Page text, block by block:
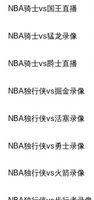
NBA骑士vs国王直播
NBA骑士vs猛龙录像
NBA骑士vs爵士直播
NBA独行侠vs掘金录像
NBA独行侠vs活塞录像
NBA独行侠vs勇士录像
NBA独行侠vs火箭录像